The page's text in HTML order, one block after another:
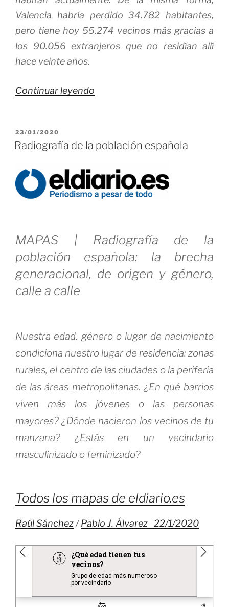
Valencia habría perdido 34.782 habitantes,
pero tiene hoy 55.274 vecinos más gracias a
los 90.056 extranjeros que no residían allí
hace veinte años.
Continuar leyendo
la
España
vacía:
La
PUBLICADO
EL
23/01/2020
Radiografía de la población española
MAPAS | Radiografía de la
población española: la brecha
generacional, de origen y género,
calle a calle
Nuestra edad, género o lugar de nacimiento
condiciona nuestro lugar de residencia: zonas
rurales, el centro de las ciudades o la periferia
de las áreas metropolitanas. ¿En qué barrios
viven más los jóvenes o las personas
mayores?¿Dónde nacieron los vecinos de tu
manzana? ¿Estás en un vecindario
masculinizado o feminizado?
Todos los mapas de eldiario.es
Raúl Sánchez/Pablo J. Álvarez 22/1/2020